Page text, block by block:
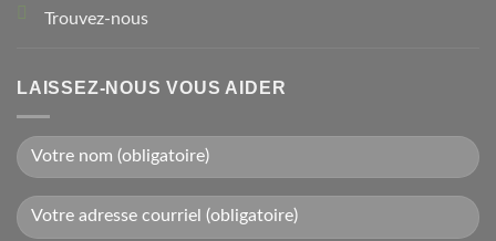
Trouvez-nous
LAISSEZ-NOUS VOUS AIDER